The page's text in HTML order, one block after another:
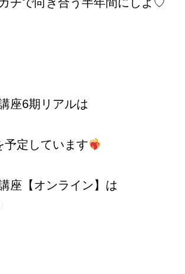
座6期リアルは
予定しています
座【オンライン】は